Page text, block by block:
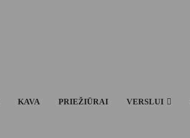
KAVA PRIEŽIŪRAI VERSLUI